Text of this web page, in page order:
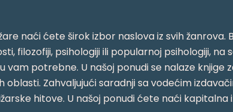
naći ćete širok izbor naslova iz svih žanrova.
filozofiji, psihologiji ili popularnoj psihologiji, na
vam potrebne. U našoj ponudi se nalaze knjige
oblasti. Zahvaljujući saradnji sa vodećim
hitove. U našoj ponudi ćete naći kapitalna